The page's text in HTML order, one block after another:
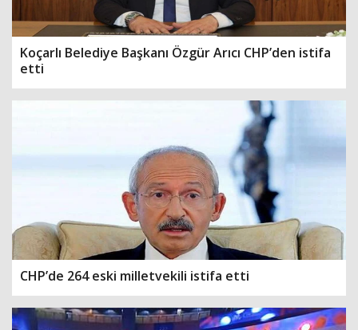
Koçarlı Belediye Başkanı Özgür Arıcı CHP’den istifa
etti
CHP’de 264 eski milletvekili istifa etti